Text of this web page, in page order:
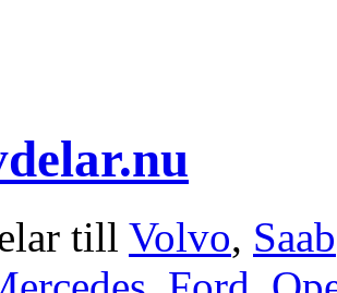
till Volvo, Saab